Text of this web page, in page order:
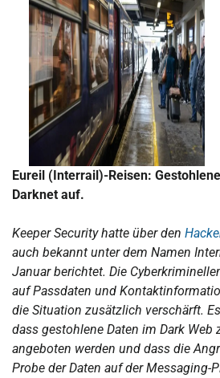
Eureil (Interrail)-Reisen:
Darknet auf.
Keeper Security hatte über den
auch bekannt unter dem Namen
Januar berichtet. Die
auf Passdaten und
die Situation zusätzlich verschärft.
dass gestohlene Daten im Dark Web
angeboten werden und dass die
Probe der Daten auf der Messaging-